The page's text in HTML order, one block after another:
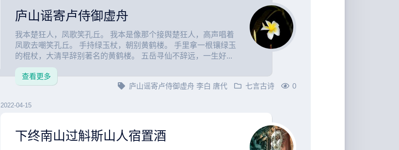
庐山谣寄卢侍御虚舟
我本楚狂人，凤歌笑孔丘。 我本是像那个接舆楚狂人，高声唱着
凤歌去嘲笑孔丘。 手持绿玉杖，朝别黄鹤楼。 手里拿一根镶绿玉
的棍杖，大清早辞别著名的黄鹤楼。 五岳寻仙不辞远，一生好...
查看更多
庐山谣寄卢侍御虚舟 李白 唐代 七言古诗 0
2022-04-15
下终南山过斛斯山人宿置酒